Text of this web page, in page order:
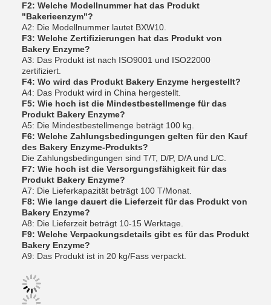
F2: Welche Modellnummer hat das Produkt
"Bakerieenzym"?
A2: Die Modellnummer lautet BXW10.
F3: Welche Zertifizierungen hat das Produkt von
Bakery Enzyme?
A3: Das Produkt ist nach ISO9001 und ISO22000
zertifiziert.
F4: Wo wird das Produkt Bakery Enzyme hergestellt?
A4: Das Produkt wird in China hergestellt.
F5: Wie hoch ist die Mindestbestellmenge für das
Produkt Bakery Enzyme?
A5: Die Mindestbestellmenge beträgt 100 kg.
F6: Welche Zahlungsbedingungen gelten für den Kauf
des Bakery Enzyme-Produkts?
Die Zahlungsbedingungen sind T/T, D/P, D/A und L/C.
F7: Wie hoch ist die Versorgungsfähigkeit für das
Produkt Bakery Enzyme?
A7: Die Lieferkapazität beträgt 100 T/Monat.
F8: Wie lange dauert die Lieferzeit für das Produkt von
Bakery Enzyme?
A8: Die Lieferzeit beträgt 10-15 Werktage.
F9: Welche Verpackungsdetails gibt es für das Produkt
Bakery Enzyme?
A9: Das Produkt ist in 20 kg/Fass verpackt.